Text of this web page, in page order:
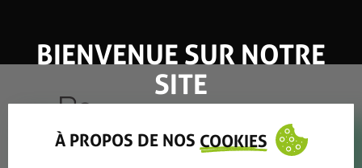
BIENVENUE SUR NOTRE
SITE
À PROPOS DE NOS COOKIES